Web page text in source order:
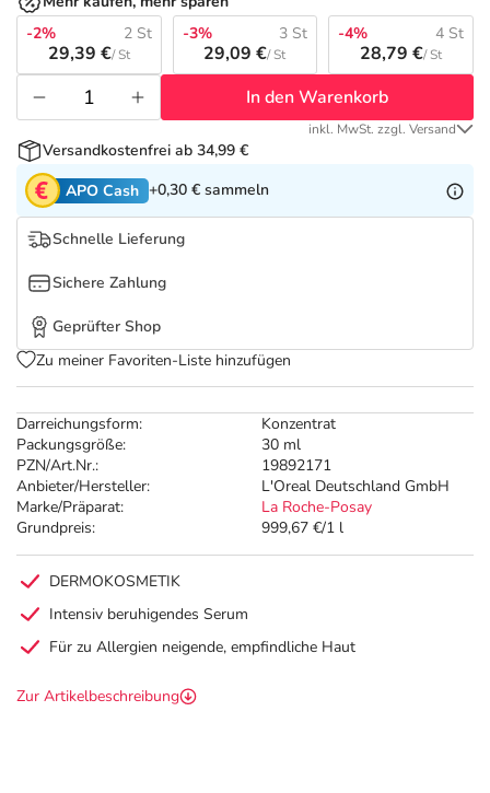
Tierapotheke
Vitamine & Mineralstoffe
Marken
Salus Deals
Darreichungsform:
Konzentrat
Packungsgröße:
30 ml
PZN/Art.Nr.:
19892171
Anbieter/Hersteller:
L'Oreal Deutschland GmbH
Marke/Präparat:
La Roche-Posay
Grundpreis:
999,67 €/1 l
-2%
2 St
29,39 €/ St
-3% 3 St
29,09 €/ St
-4% 4 St
28,79 €/ St
In den Warenkorb
inkl. MwSt. zzgl. Versand
Versandkostenfrei ab 34,99 €
APO Cash +0,30 € sammeln
Schnelle Lieferung
Sichere Zahlung
Geprüfter Shop
Zu meiner Favoriten-Liste hinzufügen
DERMOKOSMETIK
Intensiv beruhigendes Serum
Für zu Allergien neigende, empfindliche Haut
Zur Artikelbeschreibung